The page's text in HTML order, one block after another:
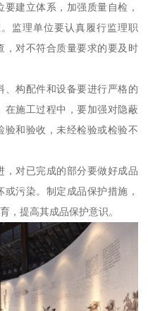
建立体系，加强质量自检，
监理单位要认真履行监理职
，对不符合质量要求的要及时
、构配件和设备要进行严格的
在施工过程中，要加强对隐蔽
验和验收，未经检验或检验不
，对已完成的部分要做好成品
污染。制定成品保护措施，
，提高其成品保护意识。